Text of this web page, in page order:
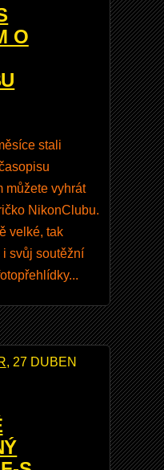
O
stali
můžete vyhrát
NikonClubu.
velké, tak
svůj soutěžní
, 27 DUBEN